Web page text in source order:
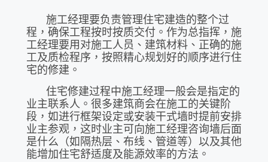
施工经理要负责管理住宅建造的整个过
程，确保工程按时按质交付。作为总指挥，施
工经理要用对施工人员、建筑材料、正确的施
工及质检程序，按照精心规划好的顺序进行住
宅的修建。
住宅修建过程中施工经理一般会是指定的
业主联系人。很多建筑商会在施工的关键阶
段，如进行框架设定或安装干式墙时提前安排
业主参观，这时业主可向施工经理咨询墙后面
是什么（如隔热层、布线、管道等）以及其他
能增加住宅舒适度及能源效率的方法。